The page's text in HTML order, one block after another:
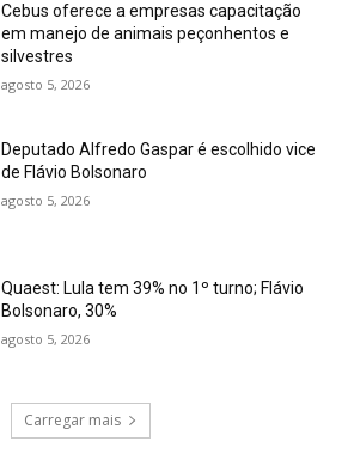
Cebus oferece a empresas capacitação
em manejo de animais peçonhentos e
silvestres
agosto 5, 2026
Deputado Alfredo Gaspar é escolhido vice
de Flávio Bolsonaro
agosto 5, 2026
Quaest: Lula tem 39% no 1º turno; Flávio
Bolsonaro, 30%
agosto 5, 2026
Carregar mais